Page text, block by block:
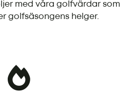
med våra golfvärdar som
golfsäsongens helger.